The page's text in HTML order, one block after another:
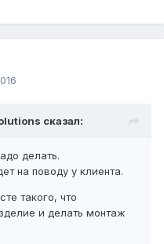
сказал:
делать.
на поводу у клиента.
такого, что
и делать монтаж